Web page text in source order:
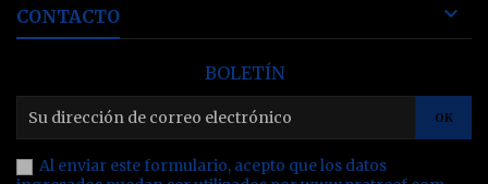
CONTACTO 
BOLETÍN
Al enviar este formulario, acepto que los datos